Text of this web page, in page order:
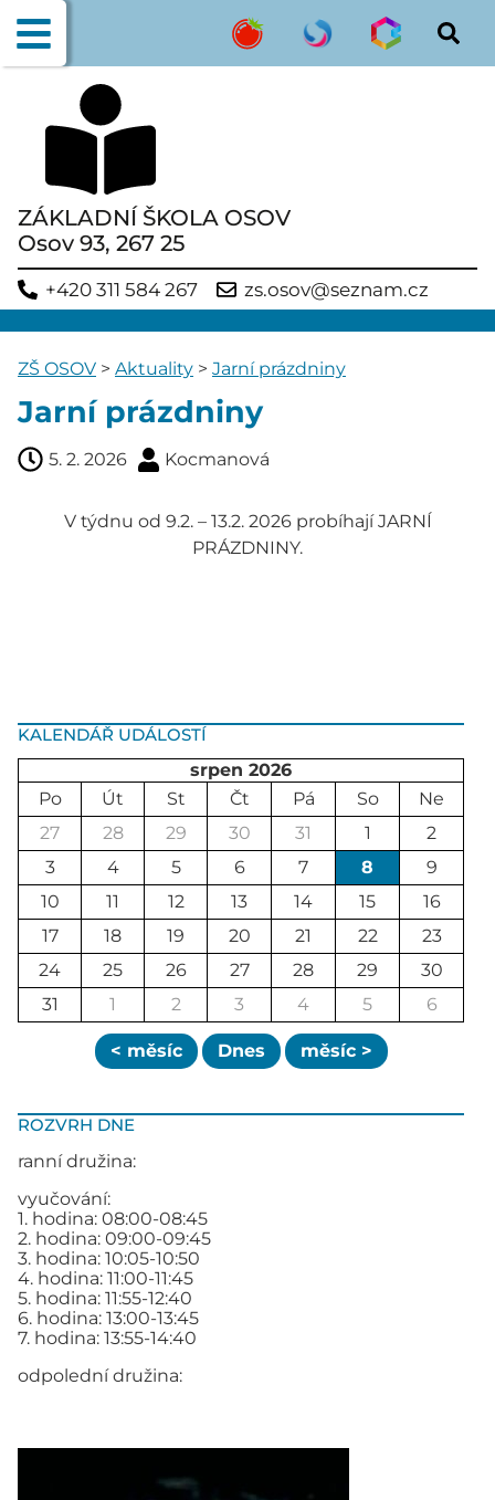
ZÁKLADNÍ ŠKOLA OSOV
Osov 93, 267 25
+420 311 584 267 zs.osov@seznam.cz
KALENDÁŘ UDÁLOSTÍ
srpen 2026
Po
Út St Čt Pá So
Ne
27
28 29 30 31 1
2
3
4 5 6 7 8
9
10
11 12 13 14 15
16
17
18 19 20 21 22
23
24
25 26 27 28 29
30
31
1 2 3 4 5 6
< měsíc Dnes měsíc >
ROZVRH DNE
ranní družina:
vyučování:
1. hodina: 08:00-08:45
2. hodina: 09:00-09:45
3. hodina: 10:05-10:50
4. hodina: 11:00-11:45
5. hodina: 11:55-12:40
6. hodina: 13:00-13:45
7. hodina: 13:55-14:40
odpolední družina:
ZŠ OSOV > Aktuality > Jarní prázdniny
Jarní prázdniny
5. 2. 2026 Kocmanová
V týdnu od 9.2. – 13.2. 2026 probíhají JARNÍ
PRÁZDNINY.